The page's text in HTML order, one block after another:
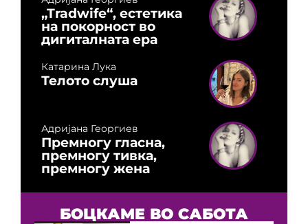
„Tradwife“, естетика
на покорност во
дигиталната ера
Катарина Лука
Телото слуша
Адријана Георгиев
Премногу гласна,
премногу тивка,
премногу жена
БОЦКАМЕ ВО САБОТА